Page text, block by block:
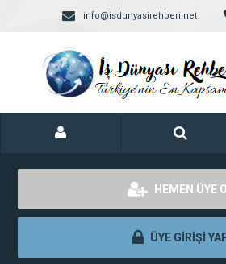
info@isdunyasirehberi.net
HEMEN ÜYE
ÜYE GİRİŞİ